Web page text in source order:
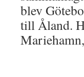
blev
till Åland.